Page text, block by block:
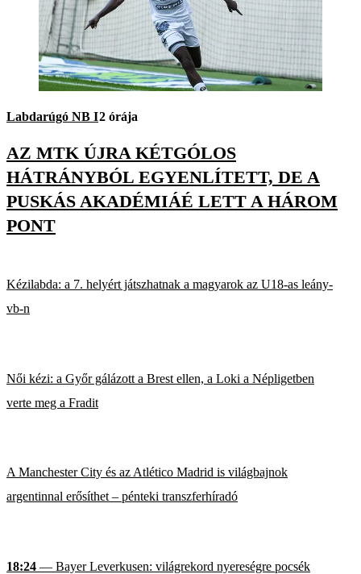
Labdarúgó NB I2 órája
AZ MTK ÚJRA KÉTGÓLOS
HÁTRÁNYBÓL EGYENLÍTETT, DE A
PUSKÁS AKADÉMIÁÉ LETT A HÁROM
PONT
Kézilabda: a 7. helyért játszhatnak a magyarok az U18-as leány-
vb-n
Női kézi: a Győr gálázott a Brest ellen, a Loki a Népligetben
verte meg a Fradit
A Manchester City és az Atlético Madrid is világbajnok
argentinnal erősíthet – pénteki transzferhíradó
18:24 — Bayer Leverkusen: világrekord nyereségre pocsék